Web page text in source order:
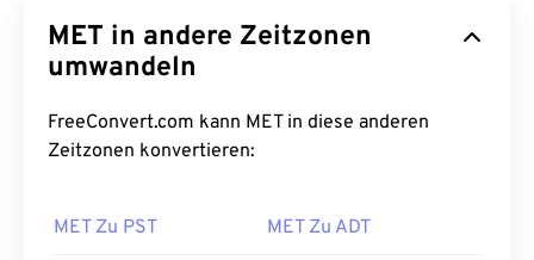
MET in andere Zeitzonen
umwandeln
FreeConvert.com kann MET in diese anderen
Zeitzonen konvertieren:
MET Zu PST MET Zu ADT